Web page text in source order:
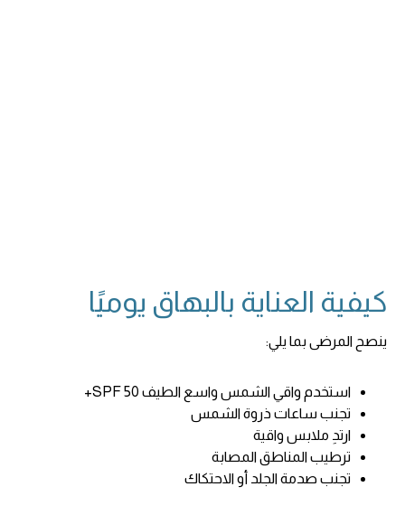
كيفية العناية بالبهاق يوميًا
ينصح المرضى بما يلي:
استخدم واقي الشمس واسع الطيف SPF 50+
تجنب ساعات ذروة الشمس
ارتدِ ملابس واقية
ترطيب المناطق المصابة
تجنب صدمة الجلد أو الاحتكاك